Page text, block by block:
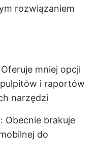
rozwiązaniem
mniej opcji
i raportów
narzędzi
: Obecnie brakuje
do